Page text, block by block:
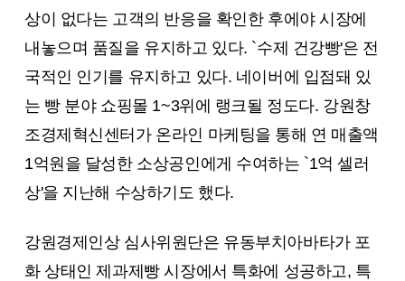
상이 없다는 고객의 반응을 확인한 후에야 시장에
내놓으며 품질을 유지하고 있다. `수제 건강빵'은 전
국적인 인기를 유지하고 있다. 네이버에 입점돼 있
는 빵 분야 쇼핑몰 1~3위에 랭크될 정도다. 강원창
조경제혁신센터가 온라인 마케팅을 통해 연 매출액
1억원을 달성한 소상공인에게 수여하는 `1억 셀러
상'을 지난해 수상하기도 했다.
강원경제인상 심사위원단은 유동부치아바타가 포
화 상태인 제과제빵 시장에서 특화에 성공하고, 특